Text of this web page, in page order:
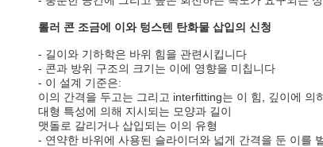
롤러 콘 조금에 이와 텅스텐 탄화물 삽입의 신청
- 길이와 기하학은 바위 힘을 관련시킵니다
- 콘과 방위 구조의 크기는 이에 영향을 미칩니다
- 이 설계 기준은:
이의 간격을 두고는 그리고 interfitting는 이 힘, 깊이에 의
대형 특성에 의해 지시되는 모양과 길이
맷돌로 갈리거나 삽입되는 이의 유형
- 연약한 바위에 사용된 슬라이더와 넓게 간격을 둔 이를